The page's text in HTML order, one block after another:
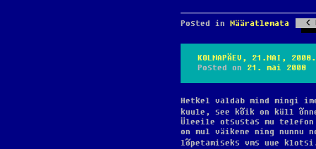
Posted in Määratlemata
KOLMAPÄEV, 21.MAI,
Posted on 21. mai 2008
Hetkel valdab mind mingi
kuule, see kõik on küll
Üleeile otsustas mu telefon
on mul väikene ning nunnu
lõpetamiseks vms uue